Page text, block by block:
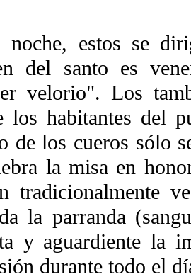
estos se
del santo es
velorio". Los
los habitantes del
de los cueros sólo
la misa en
tradicionalmente
la parranda
y aguardiente la
durante todo el